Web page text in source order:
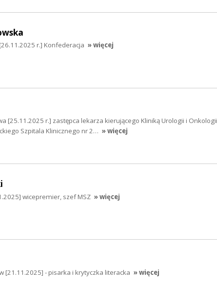
r.] Konfederacja » więcej
[25.11.2025 r.] zastępca lekarza kierującego Kliniką Urologii i Onkologii
Szpitala Klinicznego nr 2… » więcej
wicepremier, szef MSZ » więcej
[21.11.2025] - pisarka i krytyczka literacka » więcej